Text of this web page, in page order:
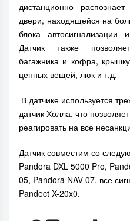
дистанционно
двери, находящейся на
блока
Датчик также
багажника и кофра,
ценных вещей, люк и т.д.
В датчике используется
датчик Холла, что
реагировать на все
Датчик совместим со
Pandora DXL 5000 Pro,
05, Pandora NAV-07, все
Pandect X-20x0.